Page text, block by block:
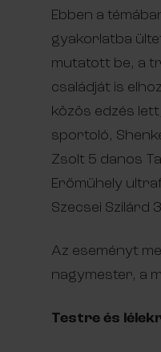
Ebben a
gyakorlatba
mutatott be, a
családját is
közös edzés
sportoló,
Zsolt 5 danos
Erőműhely
Szecsei Szilárd
Az eseményt
nagymester, a
Testre és